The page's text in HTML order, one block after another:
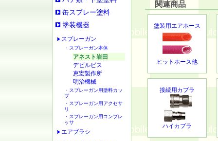
関連商品
塗装用エアホース
ヒットホース他
接続用カプラ
ハイカプラ
缶スプレー塗料
塗装機器
スプレーガン
・スプレーガン本体
アネスト岩田
デビルビス
恵宏製作所
明治機械
・スプレーガン用塗料カッ
プ
・スプレーガン用アクセサ
リ
・スプレーガン用コンプレ
ッサ
エアブラシ